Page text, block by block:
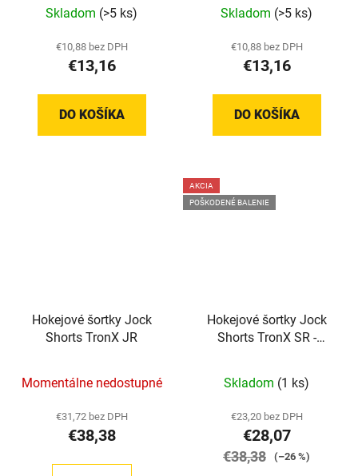
Skladom (>5 ks)
€10,88 bez DPH
€13,16
DO KOŠÍKA
Skladom (>5 ks)
€10,88 bez DPH
€13,16
DO KOŠÍKA
Hokejové šortky Jock
Shorts TronX JR
Momentálne nedostupné
€31,72 bez DPH
€38,38
AKCIA
POŠKODENÉ BALENIE
Hokejové šortky Jock
Shorts TronX SR -
Skladom (1 ks)
€23,20 bez DPH
€28,07
€38,38 (–26 %)